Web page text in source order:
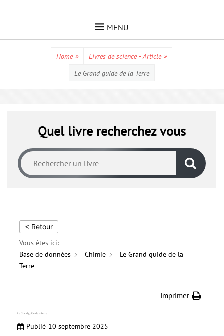
MENU
Home » Livres de science - Article »
Le Grand guide de la Terre
Quel livre recherchez vous
< Retour
Vous êtes ici:
Base de données
Chimie
Le Grand guide de la
Terre
Imprimer
Le Grand guide de la Terre
Publié 10 septembre 2025